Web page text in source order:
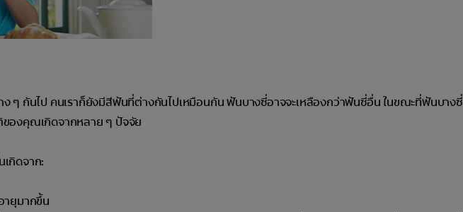
ๆ กันไป คนเราก็ยังมีสีฟันที่ต่างกันไปเหมือนกัน ฟันบางซี่อาจจะเหลืองกว่าฟันซี่อื่น ในขณะที่ฟันบางซี่
องคุณเกิดจากหลาย ๆ ปัจจัย
กิดจาก:
ายุมากขึ้น